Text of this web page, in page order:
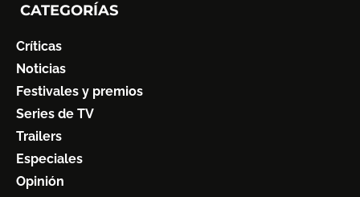
CATEGORÍAS
Críticas
Noticias
Festivales y premios
Series de TV
Trailers
Especiales
Opinión